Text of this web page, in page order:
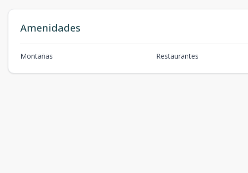
Amenidades
Montañas Restaurantes